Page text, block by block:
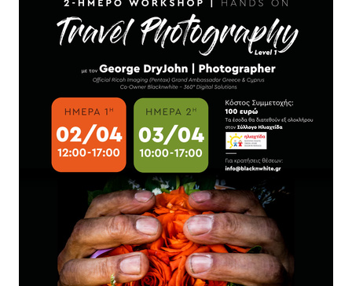
ΠΟΛΙΤΙΣΜΟΣ
ΑΝΘΕΚΤΙΚΗ